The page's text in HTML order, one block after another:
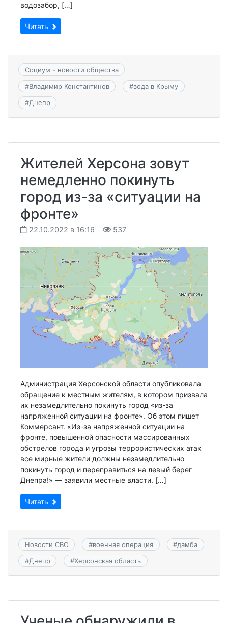
водозабор, […]
Читать
Социум - новости общества
#Владимир Константинов #вода в Крыму
#Днепр
Жителей Херсона зовут
немедленно покинуть
город из-за «ситуации на
фронте»
22.10.2022 в 16:16 537
Администрация Херсонской области опубликовала
обращение к местным жителям, в котором призвала
их незамедлительно покинуть город «из-за
напряженной ситуации на фронте». Об этом пишет
Коммерсант. «Из-за напряженной ситуации на
фронте, повышенной опасности массированных
обстрелов города и угрозы террористических атак
все мирные жители должны незамедлительно
покинуть город и переправиться на левый берег
Днепра!» — заявили местные власти. […]
Читать
Новости СВО #военная операция #дамба
#Днепр #Херсонская область